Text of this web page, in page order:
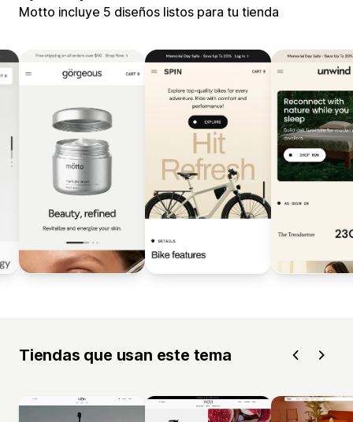
Motto incluye 5 diseños listos para tu tienda
Tiendas que usan este tema